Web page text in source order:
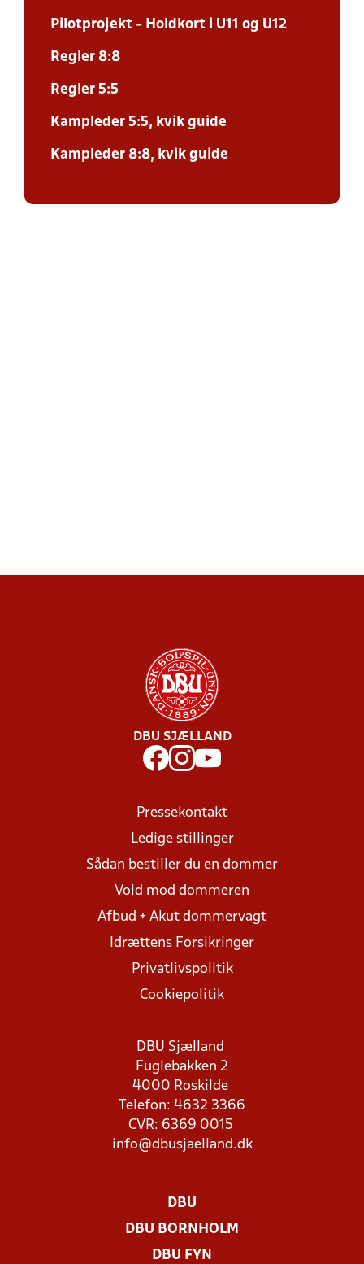
Pilotprojekt - Holdkort i U11 og U12
Regler 8:8
Regler 5:5
Kampleder 5:5, kvik guide
Kampleder 8:8, kvik guide
DBU SJÆLLAND
Pressekontakt
Ledige stillinger
Sådan bestiller du en dommer
Vold mod dommeren
Afbud + Akut dommervagt
Idrættens Forsikringer
Privatlivspolitik
Cookiepolitik
DBU Sjælland
Fuglebakken 2
4000 Roskilde
Telefon: 4632 3366
CVR: 6369 0015
info@dbusjaelland.dk
DBU
DBU BORNHOLM
DBU FYN